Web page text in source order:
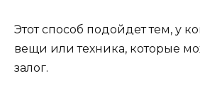
Этот способ подойдет тем, у
вещи или техника, которые
залог.